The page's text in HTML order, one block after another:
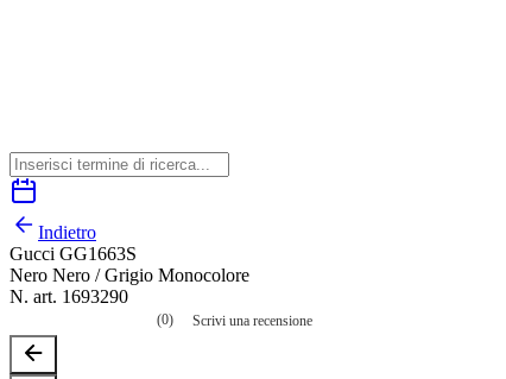
Indietro
Gucci GG1663S
Nero Nero / Grigio Monocolore
N. art. 1693290
valutazione
(0) Scrivi una recensione